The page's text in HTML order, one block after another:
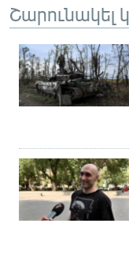
Շարունակել